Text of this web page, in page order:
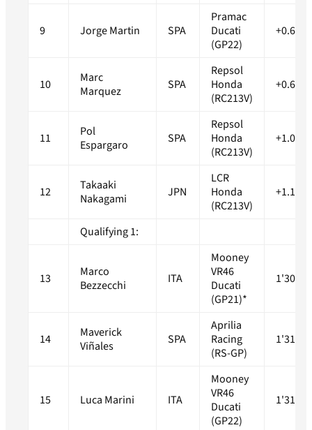
9 Jorge Martin SPA
Pramac
Ducati
(GP22)
+0.618s
10
Marc
Marquez
SPA
Repsol
Honda
(RC213V)
+0.698s
11
Pol
Espargaro
SPA
Repsol
Honda
(RC213V)
+1.076s
12
Takaaki
Nakagami
JPN
LCR
Honda
(RC213V)
+1.145s
Qualifying 1:
13
Marco
Bezzecchi
ITA
Mooney
VR46
Ducati
(GP21)*
14
Maverick
Viñales
SPA
Aprilia
Racing
(RS-GP)
15 Luca Marini ITA
Mooney
VR46
Ducati
(GP22)